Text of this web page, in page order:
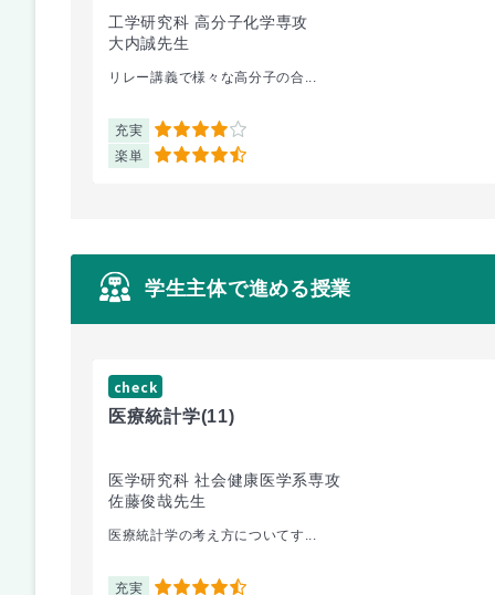
工学研究科 高分子化学専攻
大内誠先生
リレー講義で様々な高分子の合...
充実 4
楽単 4.5
学生主体で進める授業
check
医療統計学(11)
医学研究科 社会健康医学系専攻
佐藤俊哉先生
医療統計学の考え方についてす...
充実 4.5